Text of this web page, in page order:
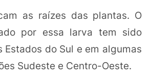
as raízes das plantas. O
por essa larva tem sido
Estados do Sul e em algumas
Sudeste e Centro-Oeste.